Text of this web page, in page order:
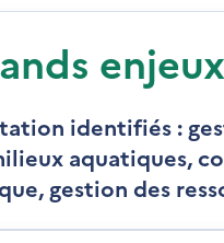
enjeux
identifiés :
aquatiques,
gestion des